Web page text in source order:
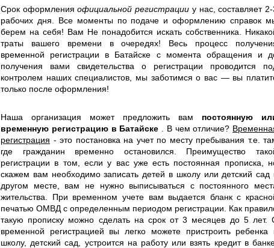
Срок оформленияофициальной регистрации у нас, составляет 2-
рабочих дня. Все моменты по подаче и оформлению справок
берем на себя! Вам Не понадобится искать собственника.
траты вашего времени в очередях! Весь процесс
временной регистрации в Батайске с момента обращения и
получения вами свидетельства о регистрации проводится
контролем наших специалистов, мы заботимся о вас — вы
только после оформления!
Наша организация может предложить вам постоянную
временную регистрацию в Батайске
. В чем отличие?
регистрация - это постановка на учет по месту пребывания т.е.
где гражданин временно остановился. Преимущество
регистрации в том, если у вас уже есть постоянная прописка,
скажем вам необходимо записать детей в школу или детский сад
другом месте, вам не нужно выписываться с постоянного
жительства. При временном учете вам выдается бланк с
печатью ОМВД с определенным периодом регистрации. Как
такую прописку можно сделать на срок от 3 месяцев до 5 лет.
временной регистрацией вы легко можете пристроить ребенка
школу, детский сад, устроится на работу или взять кредит в